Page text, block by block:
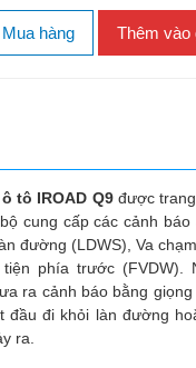
Mua hàng Thêm vào
tô IROAD Q9được trang
cung cấp các cảnh
đường (LDWS), Va
phía trước (FVDW).
ra cảnh báo bằng
đầu đi khỏi làn đường
ra.